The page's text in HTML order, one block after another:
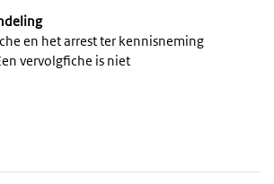
en het arrest ter kennisneming
vervolgfiche is niet